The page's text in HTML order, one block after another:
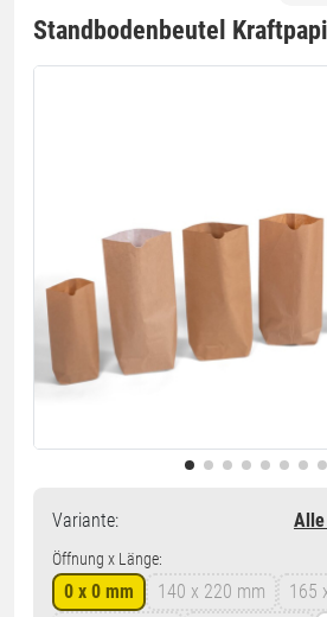
Standbodenbeutel
Variante: Alle
Öffnung x Länge:
0 x 0 mm 140 x 220 mm
165